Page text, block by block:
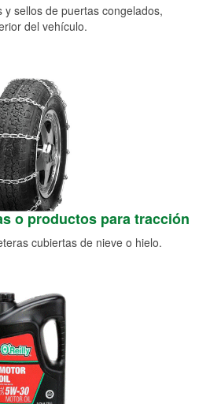
sellos de puertas congelados,
del vehículo.
o productos para tracción
cubiertas de nieve o hielo.